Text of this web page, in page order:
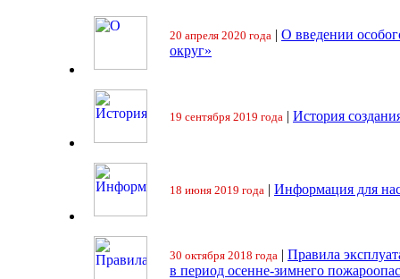
20 апреля 2020 года | О введении
округ»
19 сентября 2019 года | История
18 июня 2019 года | Информация для
30 октября 2018 года | Правила
в период осенне-зимнего